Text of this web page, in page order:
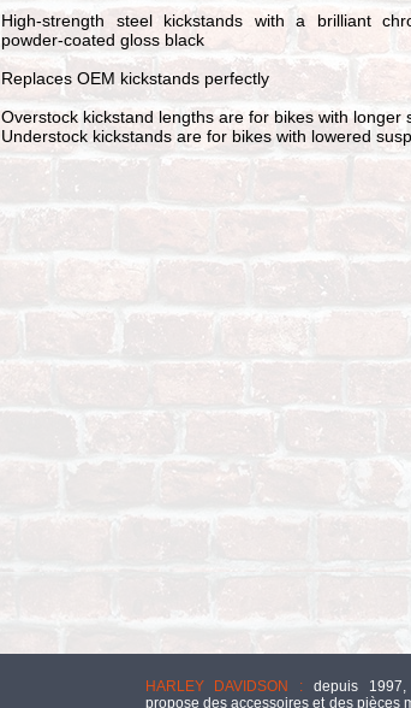
High-strength steel kickstands with a brilliant
powder-coated gloss black
Replaces OEM kickstands perfectly
Overstock kickstand lengths are for bikes with longer
Understock kickstands are for bikes with lowered
HARLEY DAVIDSON : depuis
propose des accessoires et des pièces